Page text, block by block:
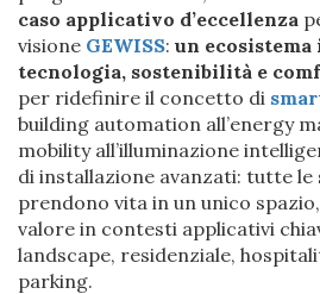
caso applicativo d’eccellenza
visione GEWISS: un
tecnologia, sostenibilità e
per ridefinire il concetto di
building automation all’energy
mobility all’illuminazione
di installazione avanzati: tutte le
prendono vita in un unico
valore in contesti applicativi
landscape, residenziale,
parking.